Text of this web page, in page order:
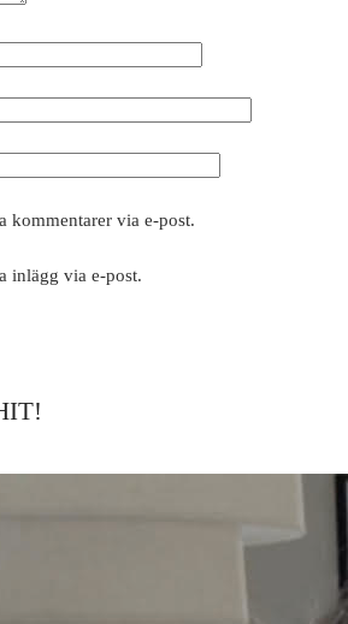
kommentarer via e-post.
inlägg via e-post.